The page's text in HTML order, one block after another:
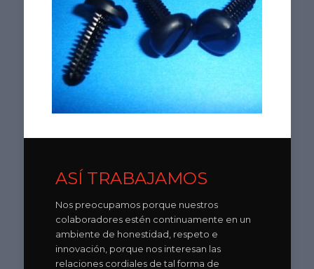
ASÍ TRABAJAMOS
Nos preocupamos porque nuestros
colaboradores estén continuamente en un
ambiente de honestidad, respeto e
innovación, porque nos interesan las
relaciones cordiales de tal forma de